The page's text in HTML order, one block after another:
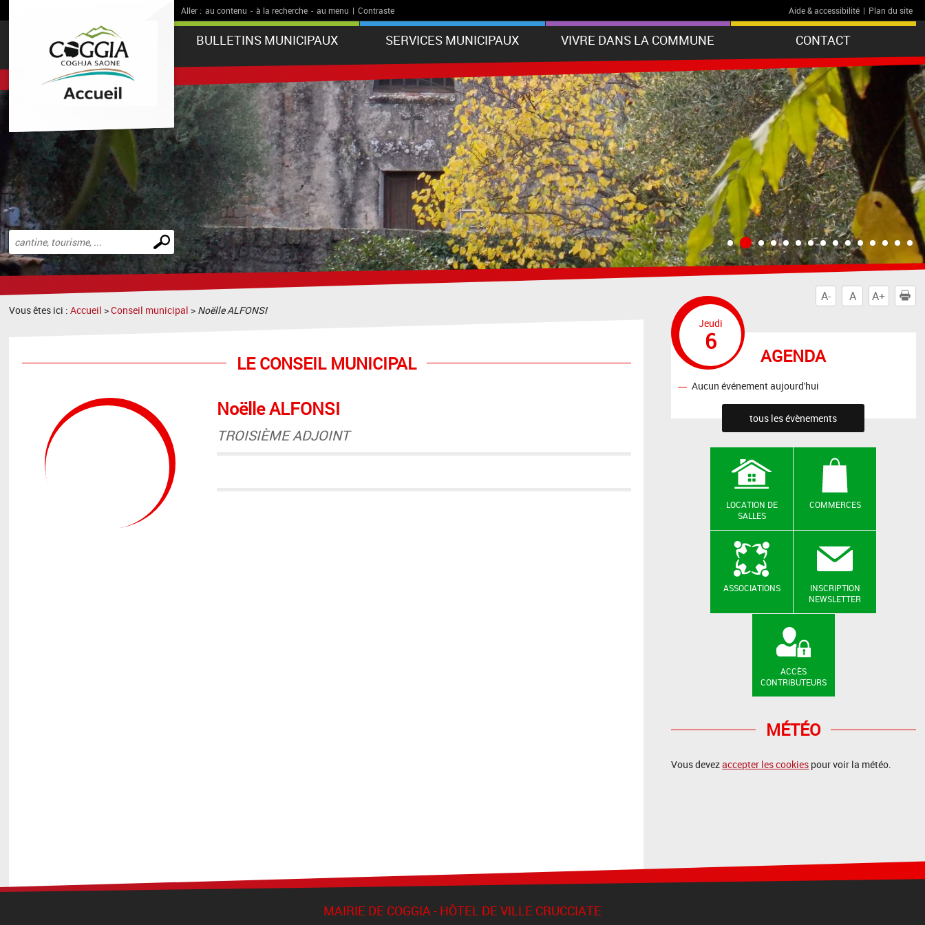
Aller : au contenu - à la recherche - au menu | Contraste Aide & accessibilité | Plan du site
BULLETINS MUNICIPAUX SERVICES MUNICIPAUX VIVRE DANS LA COMMUNE CONTACT
Effectuer
une
recherche
A- A A+
Vous êtes ici :Accueil >Conseil municipal > Noëlle ALFONSI
LE CONSEIL MUNICIPAL
Noëlle ALFONSI
TROISIÈME ADJOINT
AGENDA
Jeudi
6
Aucun événement aujourd'hui
tous les évènements
LOCATION DE
SALLES
COMMERCES
ASSOCIATIONS
INSCRIPTION
NEWSLETTER
ACCÈS
CONTRIBUTEURS
MÉTÉO
Vous devezaccepter les cookies pour voir la météo.
MAIRIE DE COGGIA - HÔTEL DE VILLE CRUCCIATE